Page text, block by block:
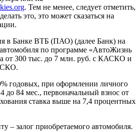
. Тем не менее, следует отметить,
это, это может сказаться на
в Банке ВТБ (ПАО) (далее Банк) на
по программе «АвтоЖизнь
от 300 тыс. до 7 млн. руб. с КАСКО и
годовых, при оформлении личного
до 84 мес., первоначальный взнос от
ставка выше на 7,4 процентных
– залог приобретаемого автомобиля.